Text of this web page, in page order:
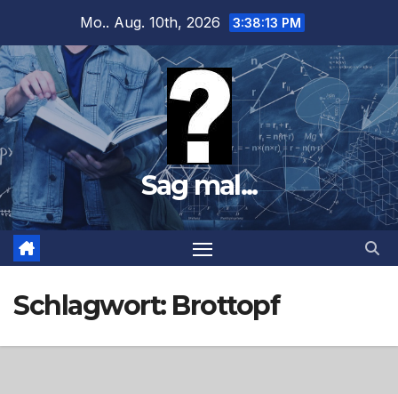
springen
Mo.. Aug. 10th, 2026 3:38:15 PM
Sag mal...
Schlagwort: Brottopf